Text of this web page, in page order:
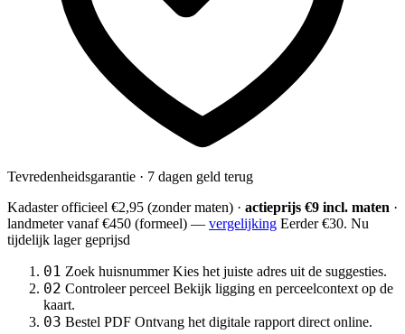
Tevredenheidsgarantie · 7 dagen geld terug
Kadaster officieel €2,95 (zonder maten) · actieprijs €9 incl. maten ·
landmetervanaf €450 (formeel) — vergelijking Eerder €30. Nu
tijdelijk lager geprijsd
01 Zoek huisnummer Kies het juiste adres uit de suggesties.
02 Controleer perceel Bekijk ligging en perceelcontext op de
kaart.
03 Bestel PDF Ontvang het digitale rapport direct online.